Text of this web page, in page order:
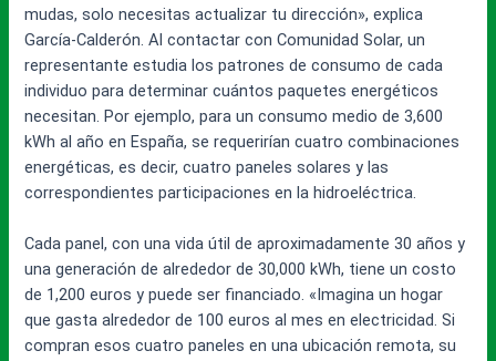
mudas, solo necesitas actualizar tu dirección», explica
García-Calderón. Al contactar con Comunidad Solar, un
representante estudia los patrones de consumo de cada
individuo para determinar cuántos paquetes energéticos
necesitan. Por ejemplo, para un consumo medio de 3,600
kWh al año en España, se requerirían cuatro combinaciones
energéticas, es decir, cuatro paneles solares y las
correspondientes participaciones en la hidroeléctrica.
Cada panel, con una vida útil de aproximadamente 30 años y
una generación de alrededor de 30,000 kWh, tiene un costo
de 1,200 euros y puede ser financiado. «Imagina un hogar
que gasta alrededor de 100 euros al mes en electricidad. Si
compran esos cuatro paneles en una ubicación remota, su